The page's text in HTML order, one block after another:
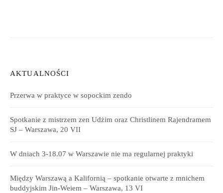
AKTUALNOŚCI
Przerwa w praktyce w sopockim zendo
Spotkanie z mistrzem zen Udżim oraz Christlinem Rajendramem
SJ – Warszawa, 20 VII
W dniach 3-18.07 w Warszawie nie ma regularnej praktyki
Między Warszawą a Kalifornią – spotkanie otwarte z mnichem
buddyjskim Jin-Weiem – Warszawa, 13 VI